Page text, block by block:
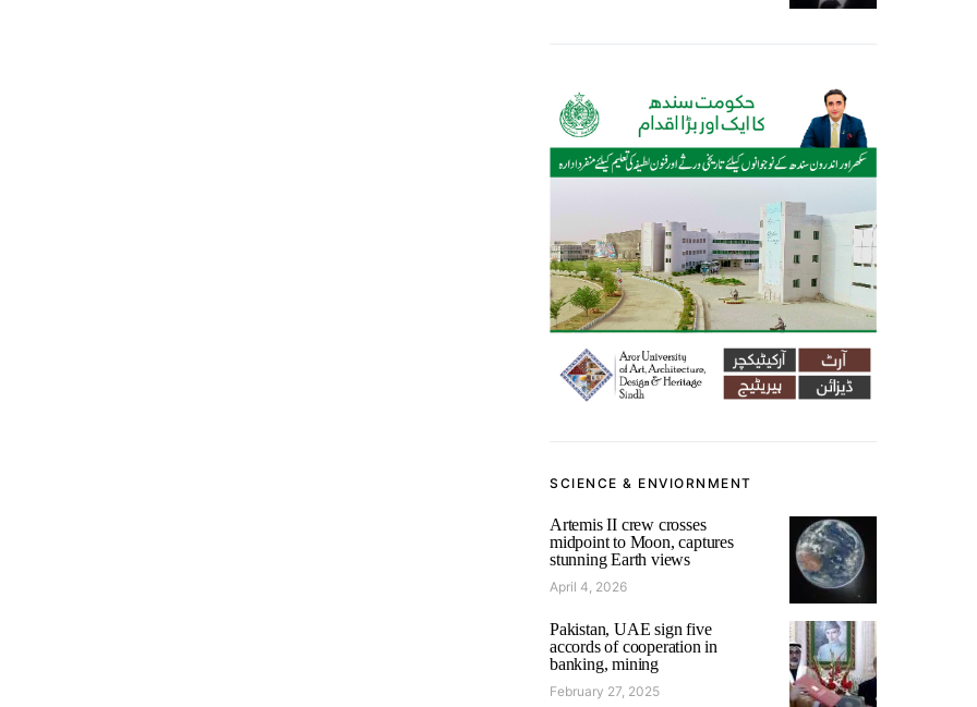
SCIENCE & ENVIORNMENT
Artemis II crew crosses
midpoint to Moon, captures
stunning Earth views
April 4, 2026
Pakistan, UAE sign five
accords of cooperation in
banking, mining
February 27, 2025